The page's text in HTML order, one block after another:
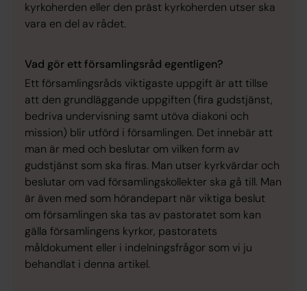
kyrkoherden eller den präst kyrkoherden utser ska
vara en del av rådet.
Vad gör ett församlingsråd egentligen?
Ett församlingsråds viktigaste uppgift är att tillse
att den grundläggande uppgiften (fira gudstjänst,
bedriva undervisning samt utöva diakoni och
mission) blir utförd i församlingen. Det innebär att
man är med och beslutar om vilken form av
gudstjänst som ska firas. Man utser kyrkvärdar och
beslutar om vad församlingskollekter ska gå till. Man
är även med som hörandepart när viktiga beslut
om församlingen ska tas av pastoratet som kan
gälla församlingens kyrkor, pastoratets
måldokument eller i indelningsfrågor som vi ju
behandlat i denna artikel.